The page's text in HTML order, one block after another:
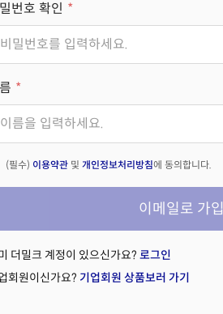
번호 확인
(필수) 이용약관 및 개인정보처리방침에 동의합니다.
이메일로 가입
더밀크 계정이 있으신가요? 로그인
회원이신가요? 기업회원 상품보러 가기